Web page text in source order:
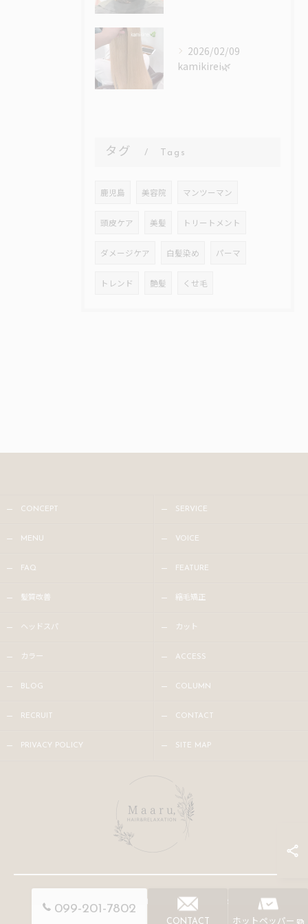
2026/02/09
kamikirei🌿
タグ Tags
鹿児島 美容院 マンツーマン
頭皮ケア 美髪 トリートメント
ダメージケア 白髪染め パーマ
トレンド 艶髪 くせ毛
099-201-7802
CONTACT ホットペッパー
CONCEPT SERVICE
MENU VOICE
FAQ FEATURE
髪質改善 縮毛矯正
ヘッドスパ カット
カラー ACCESS
BLOG COLUMN
RECRUIT CONTACT
PRIVACY POLICY SITE MAP
© 2026 鹿児島の美容院ならMaaru, ALL RIGHTS RESERVED.